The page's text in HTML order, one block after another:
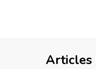
Articles